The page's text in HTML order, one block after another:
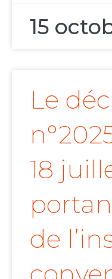
15
Le
18
de